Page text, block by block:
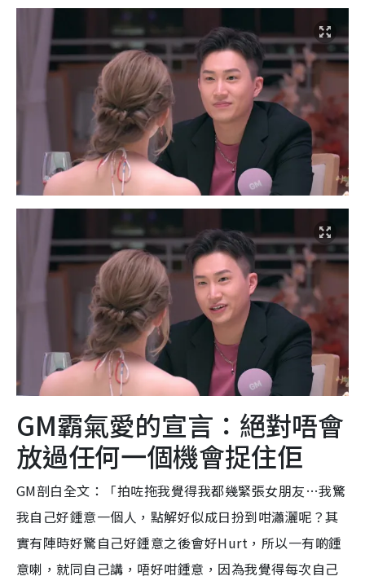
GM霸氣愛的宣言：絕對唔會
放過任何一個機會捉住佢
GM剖白全文：「拍咗拖我覺得我都幾緊張女朋友…我驚
我自己好鍾意一個人，點解好似成日扮到咁瀟灑呢？其
實有陣時好驚自己好鍾意之後會好Hurt，所以一有啲鍾
意喇，就同自己講，唔好咁鍾意，因為我覺得每次自己